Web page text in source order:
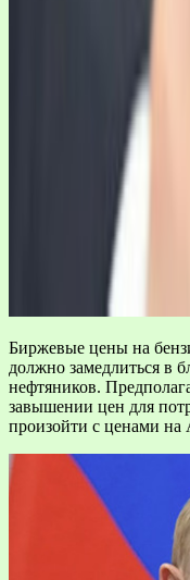
Биржевые цены на
должно замедлиться в
нефтяников.
завышении цен для
произойти с ценами